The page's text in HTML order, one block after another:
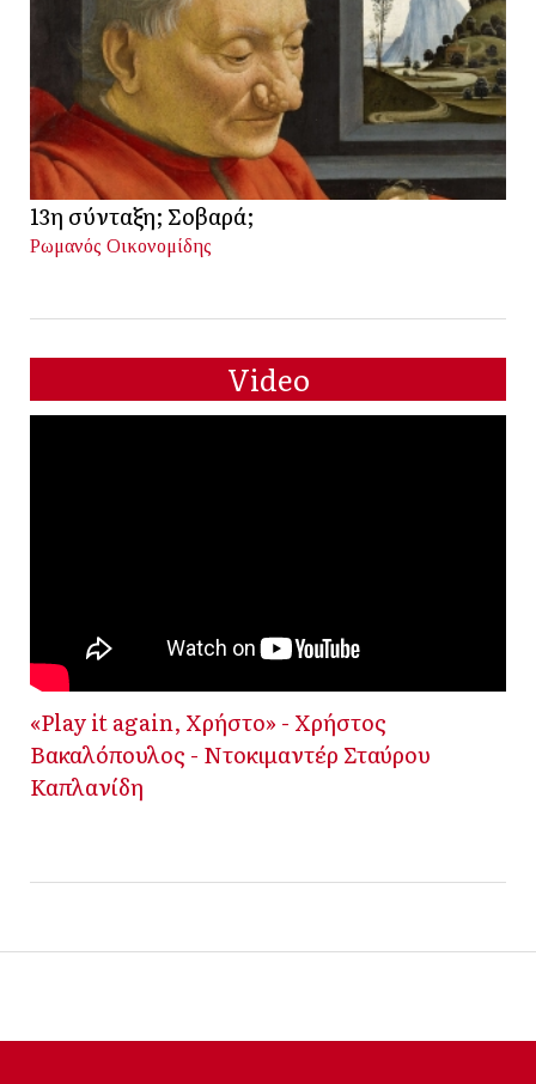
13η σύνταξη; Σοβαρά;
Ρωμανός Οικονομίδης
Video
«Play it again, Χρήστο» - Χρήστος
Βακαλόπουλος - Ντοκιμαντέρ Σταύρου
Καπλανίδη